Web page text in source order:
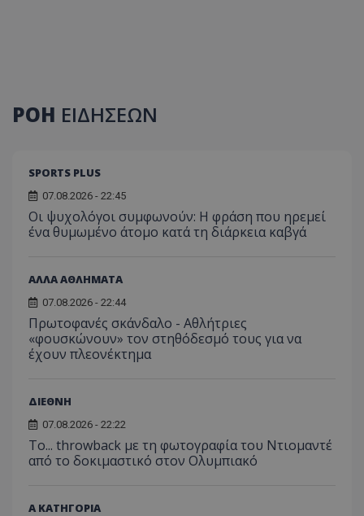
ΡΟΗ ΕΙΔΗΣΕΩΝ
SPORTS PLUS
07.08.2026 - 22:45
Οι ψυχολόγοι συμφωνούν: Η φράση που ηρεμεί
ένα θυμωμένο άτομο κατά τη διάρκεια καβγά
ΑΛΛΑ ΑΘΛΗΜΑΤΑ
07.08.2026 - 22:44
Πρωτοφανές σκάνδαλο - Aθλήτριες
«φουσκώνουν» τον στηθόδεσμό τους για να
έχουν πλεονέκτημα
ΔΙΕΘΝΗ
07.08.2026 - 22:22
Το... throwback με τη φωτογραφία του Ντιομαντέ
από το δοκιμαστικό στον Ολυμπιακό
Α ΚΑΤΗΓΟΡΙΑ